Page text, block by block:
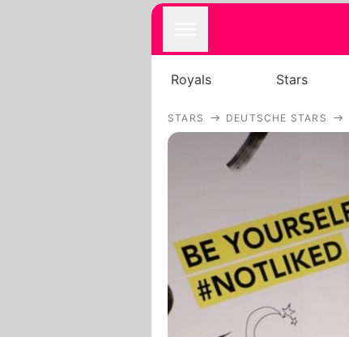
Royals Stars
STARS DEUTSCHE STARS